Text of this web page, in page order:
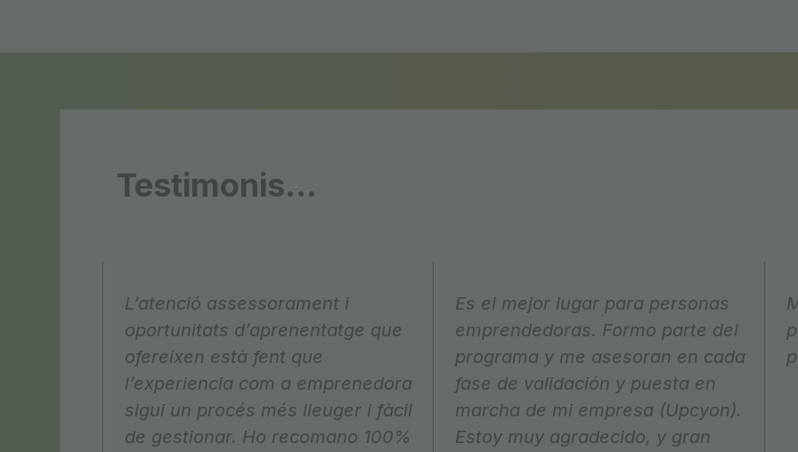
Testimonis...
L’atenció assessorament i
oportunitats d’aprenentatge que
ofereixen està fent que
l’experiencia com a emprenedora
sigui un procés més lleuger i fàcil
de gestionar. Ho recomano 100%
Es el mejor lugar para personas
emprendedoras. Formo parte del
programa y me asesoran en cada
fase de validación y puesta en
marcha de mi empresa (Upcyon).
Estoy muy agradecido, y gran